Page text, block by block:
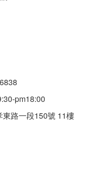
pm18:00
東路一段150號 11樓